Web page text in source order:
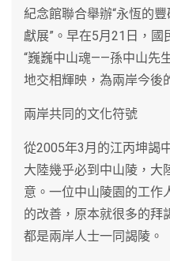
紀念館聯合舉辦“永恆的
獻展”。早在5月21日，國
“巍巍中山魂——孫中山先
地交相輝映，為兩岸今後
兩岸共同的文化符號
從2005年3月的江丙坤謁
大陸幾乎必到中山陵，大
意。一位中山陵園的工作
的改善，原本就很多的拜
都是兩岸人士一同謁陵。